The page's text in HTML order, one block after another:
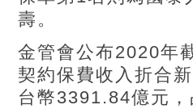
壽。
金管會公布2020年
契約保費收入折合
台幣3391.84億元